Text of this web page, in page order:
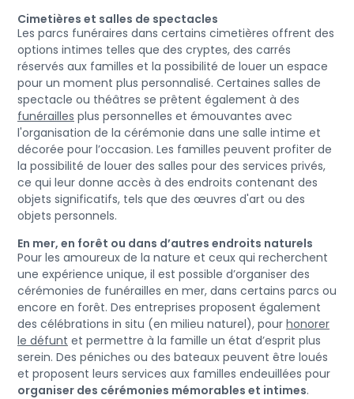
Cimetières et salles de spectacles
Les parcs funéraires dans certains cimetières offrent des
options intimes telles que des cryptes, des carrés
réservés aux familles et la possibilité de louer un espace
pour un moment plus personnalisé. Certaines salles de
spectacle ou théâtres se prêtent également à des
funérailles plus personnelles et émouvantes avec
l'organisation de la cérémonie dans une salle intime et
décorée pour l’occasion. Les familles peuvent profiter de
la possibilité de louer des salles pour des services privés,
ce qui leur donne accès à des endroits contenant des
objets significatifs, tels que des œuvres d'art ou des
objets personnels.
En mer, en forêt ou dans d’autres endroits naturels
Pour les amoureux de la nature et ceux qui recherchent
une expérience unique, il est possible d’organiser des
cérémonies de funérailles en mer, dans certains parcs ou
encore en forêt. Des entreprises proposent également
des célébrations in situ (en milieu naturel), pour honorer
le défunt et permettre à la famille un état d’esprit plus
serein. Des péniches ou des bateaux peuvent être loués
et proposent leurs services aux familles endeuillées pour
organiser des cérémonies mémorables et intimes.